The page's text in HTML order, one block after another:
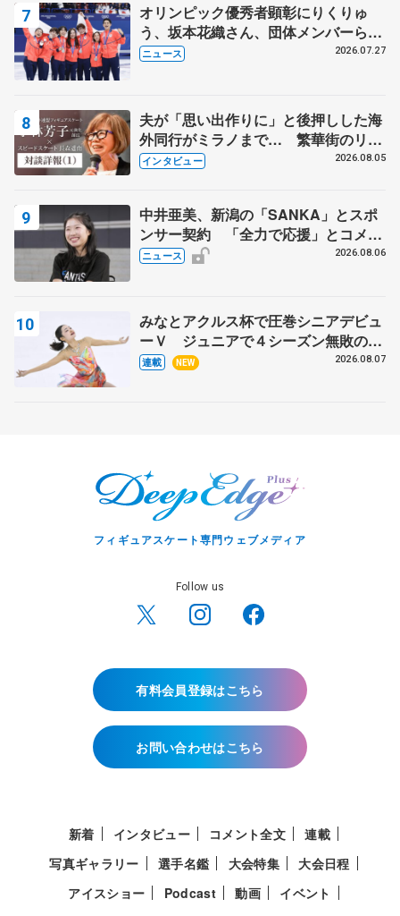
オリンピック優秀者顕彰にりくりゅ
う、坂本花織さん、団体メンバーら
8月7日に文科省が表彰式、ブルーノ・
ニュース 2026.07.27
夫が「思い出作りに」と後押しした海
外同行がミラノまで… 繁華街のリン
クでは不良のお兄さんも味方に 小林
インタビュー 2026.08.05
中井亜美、新潟の「SANKA」とスポ
ンサー契約 「全力で応援」とコメン
ト
ニュース 2026.08.06
みなとアクルス杯で圧巻シニアデビュ
ーＶ ジュニアで４シーズン無敗の島
田麻央
連載 NEW 2026.08.07
フィギュアスケート専門ウェブメディア
Follow us
有料会員登録はこちら
お問い合わせはこちら
新着 インタビュー コメント全文
連載
写真ギャラリー
選手名鑑 大会特集
大会日程
アイスショー
Podcast 動画
イベント